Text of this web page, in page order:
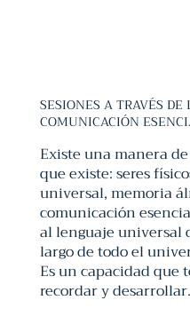
SESIONES A TRAVÉS DE
COMUNICACIÓN
Existe una manera
que existe: seres
universal, memoria
comunicación
al lenguaje universal
largo de todo el
Es un capacidad que
recordar y desarrollar.